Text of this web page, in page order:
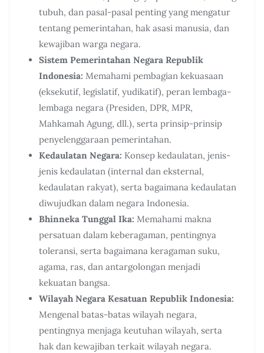
tubuh, dan pasal-pasal penting yang mengatur
tentang pemerintahan, hak asasi manusia, dan
kewajiban warga negara.
Sistem Pemerintahan Negara Republik
Indonesia: Memahami pembagian kekuasaan
(eksekutif, legislatif, yudikatif), peran lembaga-
lembaga negara (Presiden, DPR, MPR,
Mahkamah Agung, dll.), serta prinsip-prinsip
penyelenggaraan pemerintahan.
Kedaulatan Negara: Konsep kedaulatan, jenis-
jenis kedaulatan (internal dan eksternal,
kedaulatan rakyat), serta bagaimana kedaulatan
diwujudkan dalam negara Indonesia.
Bhinneka Tunggal Ika: Memahami makna
persatuan dalam keberagaman, pentingnya
toleransi, serta bagaimana keragaman suku,
agama, ras, dan antargolongan menjadi
kekuatan bangsa.
Wilayah Negara Kesatuan Republik Indonesia:
Mengenal batas-batas wilayah negara,
pentingnya menjaga keutuhan wilayah, serta
hak dan kewajiban terkait wilayah negara.